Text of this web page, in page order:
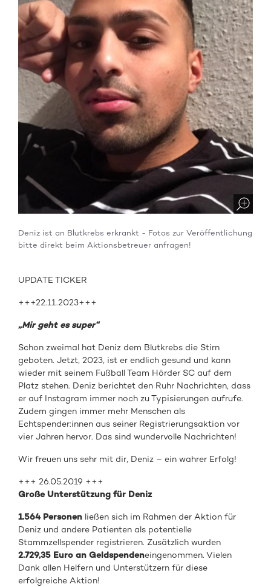
Deniz ist an Blutkrebs erkrankt - Fotos zur Veröffentlichung
bitte direkt beim Aktionsbetreuer anfragen!
UPDATE TICKER
+++22.11.2023+++
„Mir geht es super“
Schon zweimal hat Deniz dem Blutkrebs die Stirn
geboten. Jetzt, 2023, ist er endlich gesund und kann
wieder mit seinem Fußball Team Hörder SC auf dem
Platz stehen. Deniz berichtet den Ruhr Nachrichten, dass
er auf Instagram immer noch zu Typisierungen aufrufe.
Zudem gingen immer mehr Menschen als
Echtspender:innen aus seiner Registrierungsaktion vor
vier Jahren hervor. Das sind wundervolle Nachrichten!
Wir freuen uns sehr mit dir, Deniz – ein wahrer Erfolg!
+++ 26.05.2019 +++
Große Unterstützung für Deniz
1.564 Personen ließen sich im Rahmen der Aktion für
Deniz und andere Patienten als potentielle
Stammzellspender registrieren. Zusätzlich wurden
2.729,35 Euro an Geldspendeneingenommen. Vielen
Dank allen Helfern und Unterstützern für diese
erfolgreiche Aktion!